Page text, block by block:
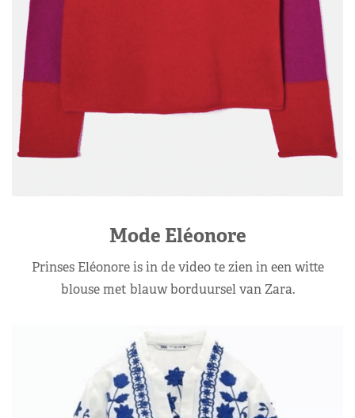
Mode Eléonore
Prinses Eléonore is in de video te zien in een witte
blouse met blauw borduursel van Zara.